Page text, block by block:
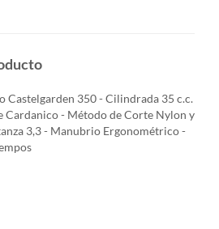
Castelgarden 350 - Cilindrada 35 c.c.
Cardanico - Método de Corte Nylon y
3,3 - Manubrio Ergonométrico -